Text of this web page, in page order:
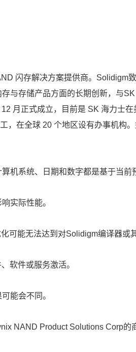
闪存解决方案提供商。Solidigm
与存储产品方面的长期创新，与
月正式成立，目前是 SK 海力士
，在全球 20 个地区设有办事机构
机系统、日期和数字都是基于当前
实际性能。
可能无法达到对Solidigm编译器或
软件或服务激活。
能会不同。
NAND Product Solutions Corp的